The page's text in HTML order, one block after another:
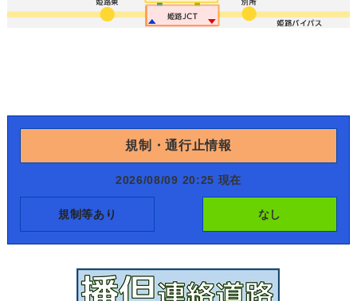
規制・通行止情報
2026/08/09 20:25 現在
規制等あり なし